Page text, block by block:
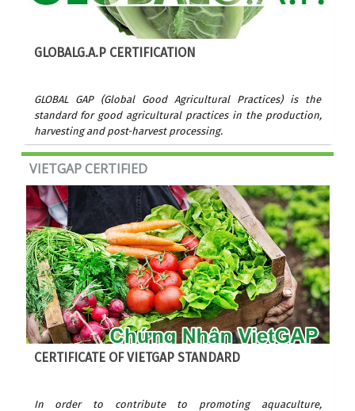
GLOBALG.A.P CERTIFICATION
GLOBAL GAP (Global Good Agricultural Practices) is the
standard for good agricultural practices in the production,
harvesting and post-harvest processing.
VIETGAP CERTIFIED
CERTIFICATE OF VIETGAP STANDARD
In order to contribute to promoting aquaculture,